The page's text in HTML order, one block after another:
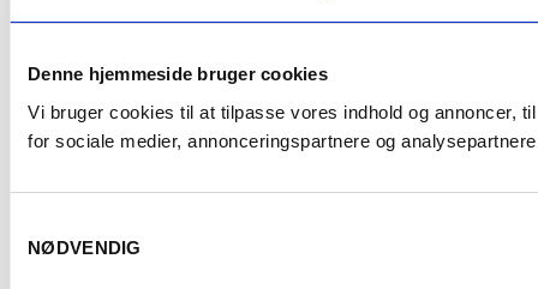
Denne hjemmeside bruger cookies
Vi bruger cookies til at tilpasse vores indhold og annoncer,
for sociale medier, annonceringspartnere og
NØDVENDIG